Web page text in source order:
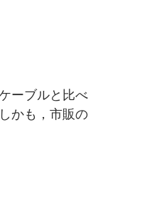
ーブルと比べ
かも，市販の